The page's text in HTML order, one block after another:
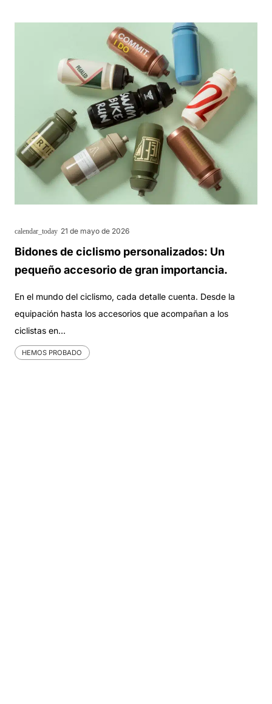
calendar_today 21 de mayo de 2026
Bidones de ciclismo personalizados: Un
pequeño accesorio de gran importancia.
En el mundo del ciclismo, cada detalle cuenta. Desde la
equipación hasta los accesorios que acompañan a los
ciclistas en…
HEMOS PROBADO